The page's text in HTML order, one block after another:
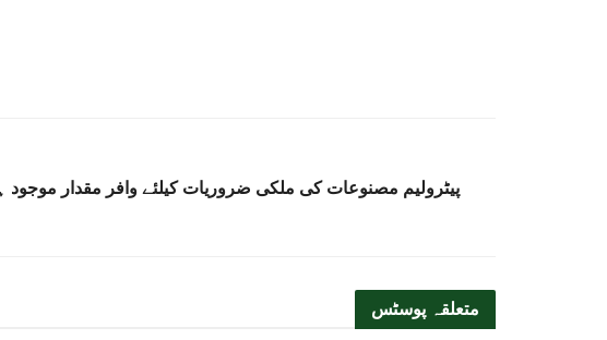
پیٹرولیم مصنوعات کی ملکی ضروریات کیلئے وافر مقدار موجود
متعلقہ پوسٹس